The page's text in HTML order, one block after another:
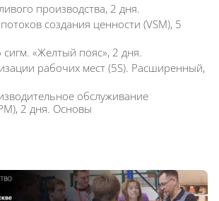
производства, 2 дня.
создания ценности (VSM), 5
«Желтый пояс», 2 дня.
рабочих мест (5S). Расширенный,
обслуживание
2 дня. Основы